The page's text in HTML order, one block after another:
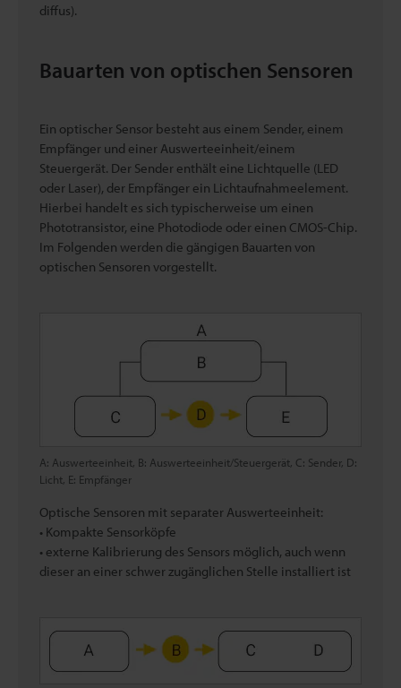
diffus).
Bauarten von optischen Sensoren
Ein optischer Sensor besteht aus einem Sender, einem
Empfänger und einer Auswerteeinheit/einem
Steuergerät. Der Sender enthält eine Lichtquelle (LED
oder Laser), der Empfänger ein Lichtaufnahmeelement.
Hierbei handelt es sich typischerweise um einen
Phototransistor, eine Photodiode oder einen CMOS-Chip.
Im Folgenden werden die gängigen Bauarten von
optischen Sensoren vorgestellt.
A: Auswerteeinheit, B: Auswerteeinheit/Steuergerät, C: Sender, D:
Licht, E: Empfänger
Optische Sensoren mit separater Auswerteeinheit:
• Kompakte Sensorköpfe
• externe Kalibrierung des Sensors möglich, auch wenn
dieser an einer schwer zugänglichen Stelle installiert ist